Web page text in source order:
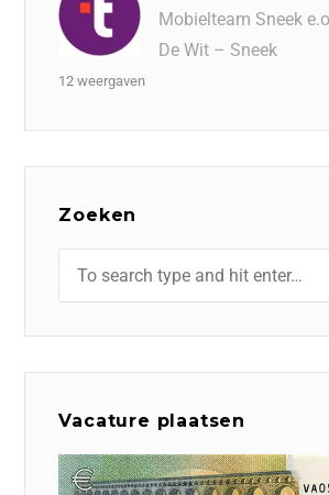
Mobielteam Sneek
De Wit – Sneek
12 weergaven
Zoeken
Vacature plaatsen